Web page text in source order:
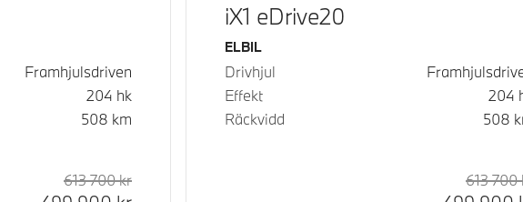
Framhjulsdriven
204 hk
508 km
Rek. ord pris
613 700krKontantpris
iX1 eDrive20
Bränsle
ELBIL
Drivhjul
Effekt
204
Räckvidd
508
613 700